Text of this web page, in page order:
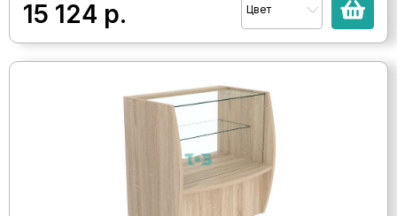
15 124 р. Цвет